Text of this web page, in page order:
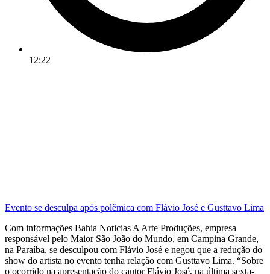
12:22
Evento se desculpa após polêmica com Flávio José e Gusttavo Lima
Com informações Bahia Noticias A Arte Produções, empresa
responsável pelo Maior São João do Mundo, em Campina Grande,
na Paraíba, se desculpou com Flávio José e negou que a redução do
show do artista no evento tenha relação com Gusttavo Lima. “Sobre
o ocorrido na apresentação do cantor Flávio José, na última sexta-